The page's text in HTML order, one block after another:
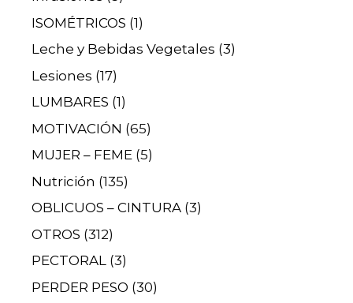
ISOMÉTRICOS (1)
Leche y Bebidas Vegetales (3)
Lesiones (17)
LUMBARES (1)
MOTIVACIÓN (65)
MUJER – FEME (5)
Nutrición (135)
OBLICUOS – CINTURA (3)
OTROS (312)
PECTORAL (3)
PERDER PESO (30)